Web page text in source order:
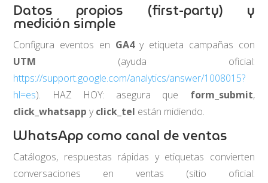
Datos propios (first-party) y
medición simple
Configura eventos en GA4y etiqueta campañas con
UTM (ayuda oficial:
https://support.google.com/analytics/answer/1008015?
hl=es). HAZ HOY: asegura que form_submit,
click_whatsapp yclick_tel están midiendo.
WhatsApp como canal de ventas
Catálogos, respuestas rápidas y etiquetas convierten
conversaciones en ventas (sitio oficial: